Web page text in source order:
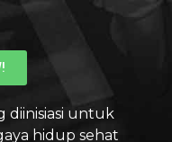
diinisiasi untuk
hidup sehat